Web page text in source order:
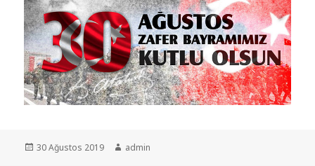
Yayın
30 Ağustos 2019 Yazar
admin